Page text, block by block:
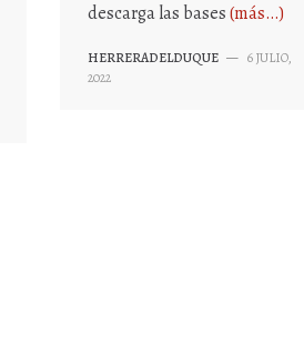
descarga las bases(más…)
HERRERADELDUQUE — 6 JULIO,
2022